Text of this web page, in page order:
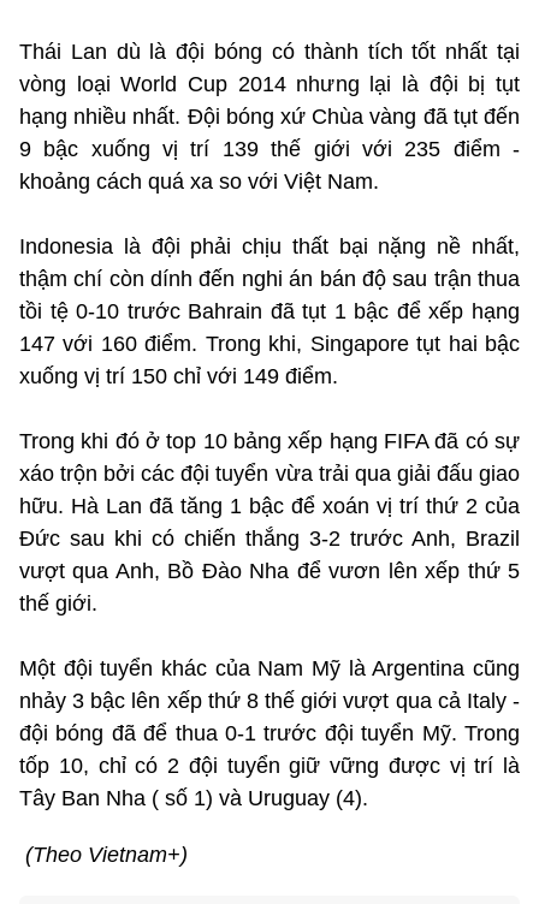
Thái Lan dù là đội bóng có thành tích tốt nhất tại
vòng loại World Cup 2014 nhưng lại là đội bị tụt
hạng nhiều nhất. Đội bóng xứ Chùa vàng đã tụt đến
9 bậc xuống vị trí 139 thế giới với 235 điểm -
khoảng cách quá xa so với Việt Nam.
Indonesia là đội phải chịu thất bại nặng nề nhất,
thậm chí còn dính đến nghi án bán độ sau trận thua
tồi tệ 0-10 trước Bahrain đã tụt 1 bậc để xếp hạng
147 với 160 điểm. Trong khi, Singapore tụt hai bậc
xuống vị trí 150 chỉ với 149 điểm.
Trong khi đó ở top 10 bảng xếp hạng FIFA đã có sự
xáo trộn bởi các đội tuyển vừa trải qua giải đấu giao
hữu. Hà Lan đã tăng 1 bậc để xoán vị trí thứ 2 của
Đức sau khi có chiến thắng 3-2 trước Anh, Brazil
vượt qua Anh, Bồ Đào Nha để vươn lên xếp thứ 5
thế giới.
Một đội tuyển khác của Nam Mỹ là Argentina cũng
nhảy 3 bậc lên xếp thứ 8 thế giới vượt qua cả Italy -
đội bóng đã để thua 0-1 trước đội tuyển Mỹ. Trong
tốp 10, chỉ có 2 đội tuyển giữ vững được vị trí là
Tây Ban Nha ( số 1) và Uruguay (4).
(Theo Vietnam+)